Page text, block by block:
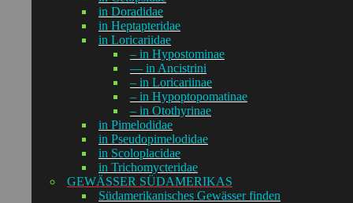
in Doradidae
in Heptapteridae
in Loricariidae
– in Hypostominae
— in Ancistrini
– in Loricariinae
– in Hypoptopomatinae
– in Otothyrinae
in Pimelodidae
in Pseudopimelodidae
in Scoloplacidae
in Trichomycteridae
GEWÄSSER SÜDAMERIKAS
Südamerikanisches Gewässer finden